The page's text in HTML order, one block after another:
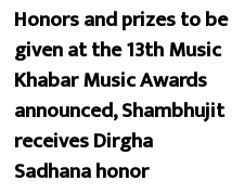
Honors and prizes to be
given at the 13th Music
Khabar Music Awards
announced, Shambhujit
receives Dirgha
Sadhana honor